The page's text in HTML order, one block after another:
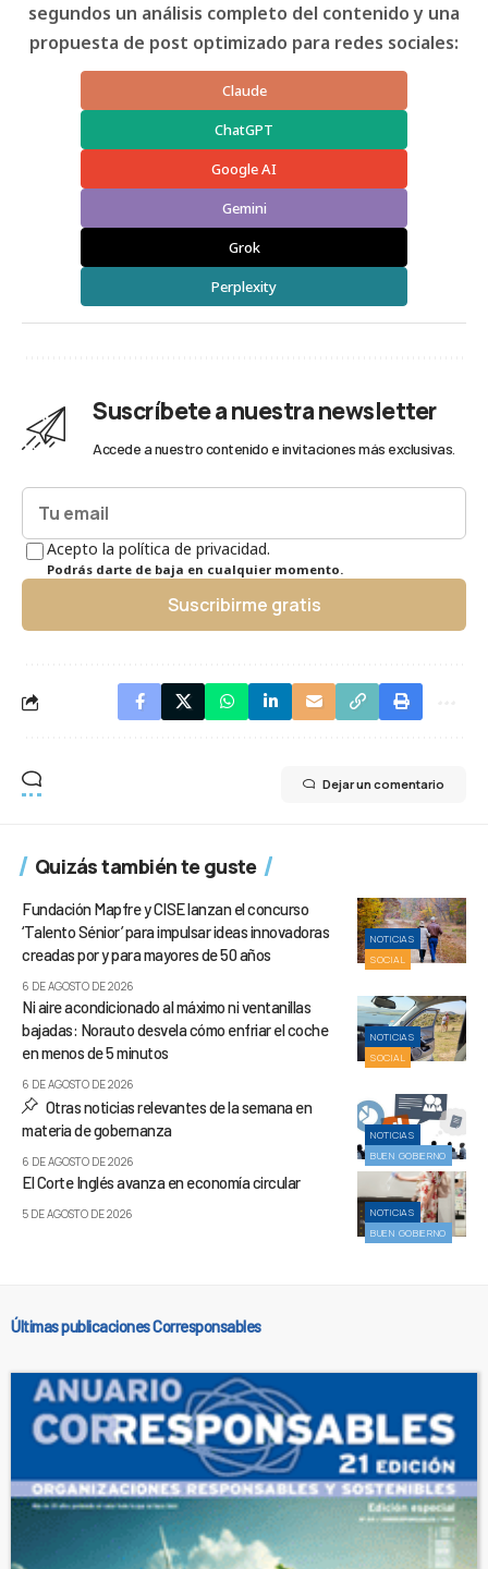
segundos un análisis completo del contenido y una
propuesta de post optimizado para redes sociales:
Claude
ChatGPT
Google AI
Gemini
Grok
Perplexity
Suscríbete a nuestra newsletter
Accede a nuestro contenido e invitaciones más exclusivas.
Acepto la política de privacidad.
Podrás darte de baja en cualquier momento.
Suscribirme gratis
Dejar un comentario
Quizás también te guste
NOTICIAS
SOCIAL
Fundación Mapfre y CISE lanzan el concurso
‘Talento Sénior’ para impulsar ideas innovadoras
creadas por y para mayores de 50 años
6 DE AGOSTO DE 2026
NOTICIAS
SOCIAL
Ni aire acondicionado al máximo ni ventanillas
bajadas: Norauto desvela cómo enfriar el coche
en menos de 5 minutos
6 DE AGOSTO DE 2026
NOTICIAS
BUEN GOBIERNO
Otras noticias relevantes de la semana en
materia de gobernanza
6 DE AGOSTO DE 2026
NOTICIAS
BUEN GOBIERNO
El Corte Inglés avanza en economía circular
5 DE AGOSTO DE 2026
Últimas publicaciones Corresponsables